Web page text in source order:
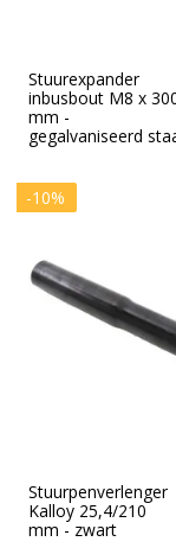
Stuurexpander
inbusbout M8 x
mm -
gegalvaniseerd
-10%
Stuurpenverlenger
Kalloy 25,4/210
mm - zwart